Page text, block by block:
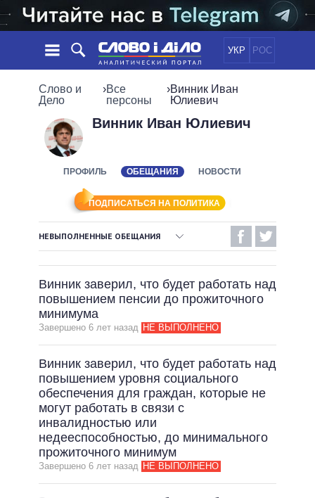
УКР РОС
НОВОСТИ
ЛЕНТА
СОБЫТИЯ
ОБЗОРЫ
ДАЙДЖЕСТЫ
ПОЛИТИКА
ОБЕЩАНИЯ
ПРЕЗИДЕНТ И ОФИС
ВЕРХОВНАЯ РАДА
КАБИНЕТ МИНИСТРОВ
ГЛАВЫ ОБЛАДМИНИСТРАЦИЙ
МЭРЫ
ВСЕ ПЕРСОНЫ
ИНФОГРАФИКА
ВИДЕО
ПОДДЕРЖАТЬ
Слово и
Дело
›Все
персоны
›Винник Иван
Юлиевич
Винник Иван Юлиевич
ПРОФИЛЬ ОБЕЩАНИЯ НОВОСТИ
ПОДПИСАТЬСЯ НА ПОЛИТИКА
НЕВЫПОЛНЕННЫЕ ОБЕЩАНИЯ
НЕВЫПОЛНЕННЫЕ ОБЕЩАНИЯ
ВСЕ ОБЕЩАНИЯ
АРХИВНЫЕ ОБЕЩАНИЯ
Винник заверил, что будет работать над
повышением пенсии до прожиточного
минимума
Завершено 6 лет назад НЕ ВЫПОЛНЕНО
Винник заверил, что будет работать над
повышением уровня социального
обеспечения для граждан, которые не
могут работать в связи с
инвалидностью или
недееспособностью, до минимального
прожиточного минимум
Завершено 6 лет назад НЕ ВЫПОЛНЕНО